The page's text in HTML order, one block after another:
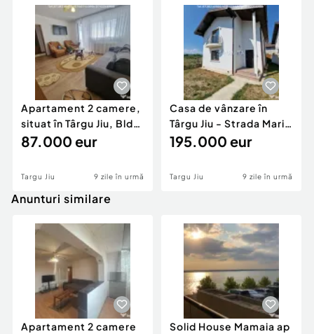
Apartament 2 camere,
situat în Târgu Jiu, Bld
Republicii
87.000 eur
Targu Jiu 9 zile în urmă
Casa de vânzare în
Târgu Jiu - Strada Marin
Preda
195.000 eur
Targu Jiu 9 zile în urmă
Anunturi similare
Apartament 2 camere
Solid House Mamaia ap